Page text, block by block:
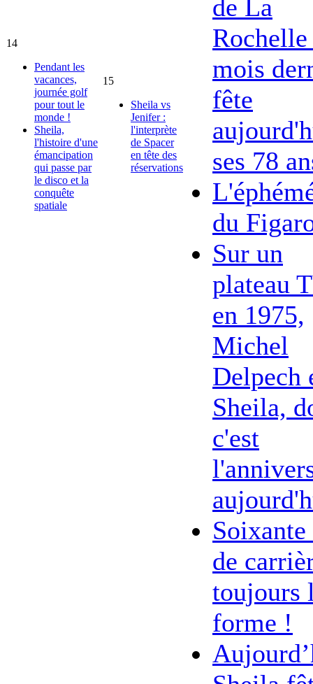
14
Pendant les
vacances,
journée golf
pour tout le
monde !
Sheila,
l'histoire d'une
émancipation
qui passe par
le disco et la
conquête
spatiale
15
Sheila vs
Jenifer :
l'interprète
de Spacer
en tête des
réservations
de La
mois
fête
ses 78
du
Sur un
plateau
en 1975,
Michel
Delpech
Sheila,
c'est
Soixante
de
toujours
forme !